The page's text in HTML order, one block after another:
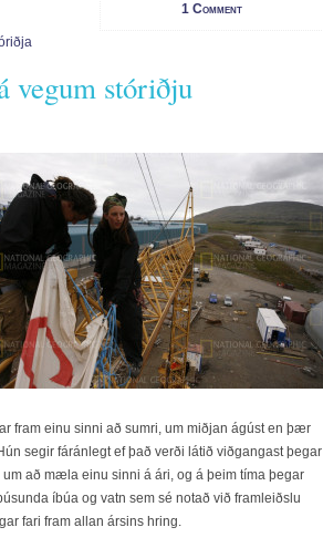
1 Comment
vegum stóriðju
fram einu sinni að sumri, um miðjan ágúst en þær
segir fáránlegt ef það verði látið viðgangast þegar
að mæla einu sinni á ári, og á þeim tíma þegar
íbúa og vatn sem sé notað við framleiðslu
fari fram allan ársins hring.